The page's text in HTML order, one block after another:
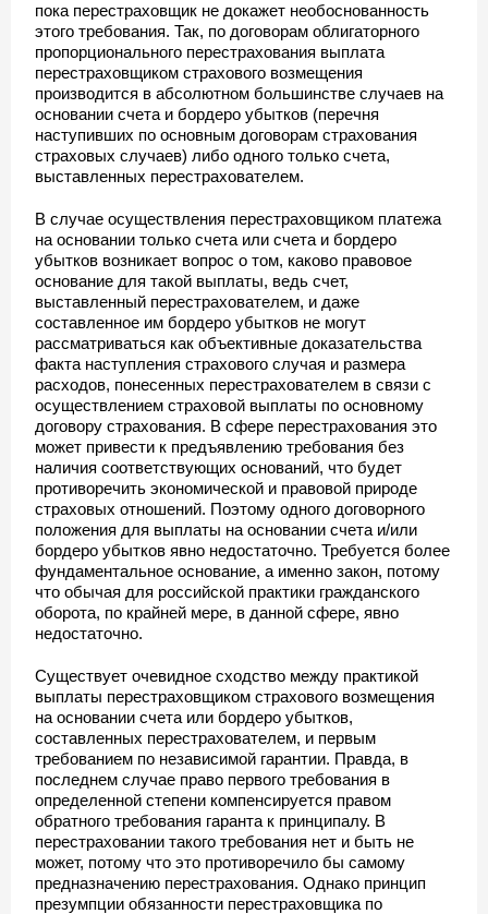
пока перестраховщик не докажет необоснованность
этого требования. Так, по договорам облигаторного
пропорционального перестрахования выплата
перестраховщиком страхового возмещения
производится в абсолютном большинстве случаев на
основании счета и бордеро убытков (перечня
наступивших по основным договорам страхования
страховых случаев) либо одного только счета,
выставленных перестрахователем.
В случае осуществления перестраховщиком платежа
на основании только счета или счета и бордеро
убытков возникает вопрос о том, каково правовое
основание для такой выплаты, ведь счет,
выставленный перестрахователем, и даже
составленное им бордеро убытков не могут
рассматриваться как объективные доказательства
факта наступления страхового случая и размера
расходов, понесенных перестрахователем в связи с
осуществлением страховой выплаты по основному
договору страхования. В сфере перестрахования это
может привести к предъявлению требования без
наличия соответствующих оснований, что будет
противоречить экономической и правовой природе
страховых отношений. Поэтому одного договорного
положения для выплаты на основании счета и/или
бордеро убытков явно недостаточно. Требуется более
фундаментальное основание, а именно закон, потому
что обычая для российской практики гражданского
оборота, по крайней мере, в данной сфере, явно
недостаточно.
Существует очевидное сходство между практикой
выплаты перестраховщиком страхового возмещения
на основании счета или бордеро убытков,
составленных перестрахователем, и первым
требованием по независимой гарантии. Правда, в
последнем случае право первого требования в
определенной степени компенсируется правом
обратного требования гаранта к принципалу. В
перестраховании такого требования нет и быть не
может, потому что это противоречило бы самому
предназначению перестрахования. Однако принцип
презумпции обязанности перестраховщика по